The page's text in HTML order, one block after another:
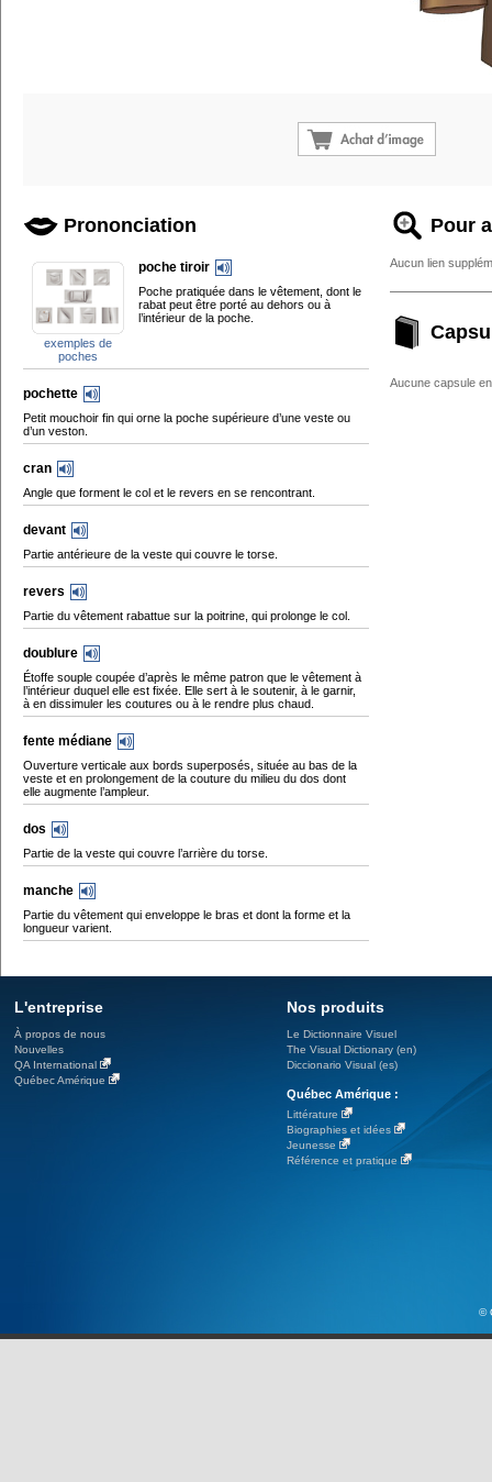
Prononciation
exemples de
poches
poche tiroir
Poche pratiquée dans le vêtement, dont le
rabat peut être porté au dehors ou à
l’intérieur de la poche.
pochette
Petit mouchoir fin qui orne la poche supérieure d’une veste ou
d’un veston.
cran
Angle que forment le col et le revers en se rencontrant.
devant
Partie antérieure de la veste qui couvre le torse.
revers
Partie du vêtement rabattue sur la poitrine, qui prolonge le col.
doublure
Étoffe souple coupée d’après le même patron que le vêtement à
l’intérieur duquel elle est fixée. Elle sert à le soutenir, à le garnir,
à en dissimuler les coutures ou à le rendre plus chaud.
fente médiane
Ouverture verticale aux bords superposés, située au bas de la
veste et en prolongement de la couture du milieu du dos dont
elle augmente l’ampleur.
dos
Partie de la veste qui couvre l’arrière du torse.
manche
Partie du vêtement qui enveloppe le bras et dont la forme et la
longueur varient.
Pour
Aucun lien
Aucune capsule
L'entreprise
À propos de nous
Nouvelles
QA International
Québec Amérique
Nos produits
Le Dictionnaire Visuel
The Visual Dictionary (en)
Diccionario Visual (es)
Québec Amérique :
Littérature
Biographies et idées
Jeunesse
Référence et pratique
©